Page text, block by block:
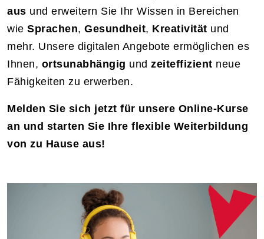
aus und erweitern Sie Ihr Wissen in Bereichen
wie Sprachen, Gesundheit, Kreativität und
mehr. Unsere digitalen Angebote ermöglichen es
Ihnen, ortsunabhängig und zeiteffizient neue
Fähigkeiten zu erwerben.
Melden Sie sich jetzt für unsere Online-Kurse
an und starten Sie Ihre flexible Weiterbildung
von zu Hause aus!